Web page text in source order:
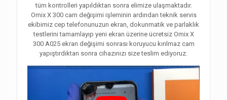
tüm kontrolleri yapıldıktan sonra elimize ulaşmaktadır.
Omix X 300 cam değişimi işleminin ardından teknik servis
ekibimiz cep telefonunuzun ekran, dokunmatik ve parlaklık
testlerini tamamlayıp yeni ekran üzerine ücretsiz Omix X
300 A025 ekran değişimi sonrası koruyucu kırılmaz cam
yapıştırdıktan sonra cihazınızı size teslim ediyoruz.